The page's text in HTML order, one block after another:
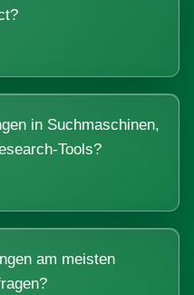
in Suchmaschinen,
Tools?
am meisten